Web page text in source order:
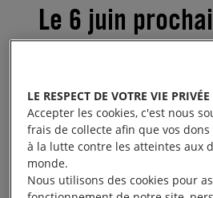
Le 6 juin
fera un an jour
que Taner est
ça suffit !
Nous vous proposons de
action de sensibilisation
LE RESPECT DE VOTRE VIE
Accepter les cookies, c'est nous
frais de collecte afin que vos
à la lutte contre les atteintes aux
monde.
Nous utilisons des cookies pour